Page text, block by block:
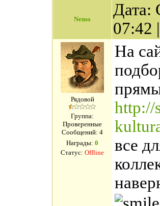
Nemo
Дата:
07:42
Рядовой
Группа:
Проверенные
Сообщений: 4
Награды: 0
Статус: Offline
На
http://
все